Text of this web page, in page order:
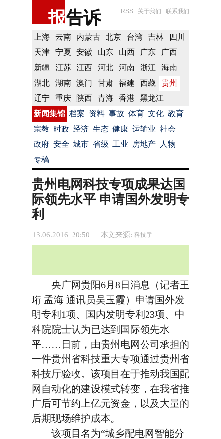
报告诉 RSS 关于我们 联系我们
上海 云南 内蒙古 北京 台湾 吉林
四川
天津
宁夏 安徽 山东 山西 广东
广西
新疆
江苏 江西 河北 河南 浙江
海南
湖北
湖南 澳门 甘肃 福建 西藏
贵州
辽宁
重庆 陕西 青海 香港
黑龙江
新闻集锦 档案 资料 事故 体育 文化 教育
宗教 时政 经济 生态 健康 运输业 社会
政府 安全 城市 省级 工业 房地产
人物
专稿
贵州电网科技专项成果达国
际领先水平 申请国外发明专
利
13.06.2016 20:50 本文来源: 科技厅
央广网贵阳6月8日消息（记者王
珩 孟海 通讯员吴玉霞）申请国外发
明专利1项、国内发明专利23项、中
科院院士认为已达到国际领先水
平……日前，由贵州电网公司承担的
一件贵州省科技重大专项通过贵州省
科技厅验收。该项目在于推动我国配
网自动化的建设模式转变，在我省推
广后可节约上亿元资金，以及大量的
后期现场维护成本。
该项目名为“城乡配电网智能分